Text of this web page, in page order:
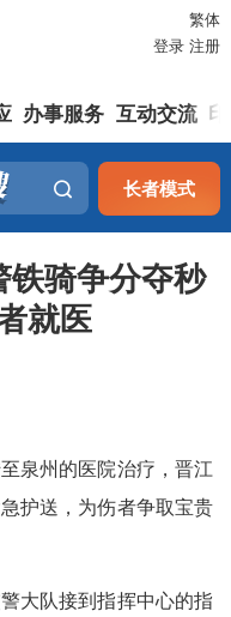
繁体
登录 注册
办事服务 互动交流
长者模式
铁骑争分夺秒
就医
泉州的医院治疗，晋江
护送，为伤者争取宝贵
大队接到指挥中心的指